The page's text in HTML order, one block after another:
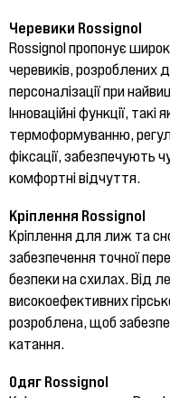
Черевики Rossignol
Rossignol пропонує
черевиків,
персоналізації при
Інноваційні функції,
термоформуванню,
фіксації, забезпечують
комфортні відчуття.
Кріплення Rossignol
Кріплення для лиж та
забезпечення точної
безпеки на схилах. Від
високоефективних
розроблена, щоб
катання.
Одяг Rossignol